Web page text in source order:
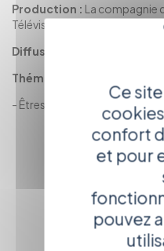
Production : La compagnie
Télévisions
Diffusion :
Thématiques
- Êtres passionnés L'art
Ce
confort
et pour
pouvez